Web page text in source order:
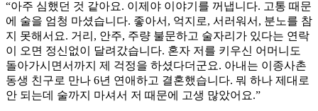
“아주 심했던 것 같아요. 이제야 이야기를 꺼냅니다. 고통 때문
에 술을 엄청 마셨습니다. 좋아서, 억지로, 서러워서, 분노를 참
지 못해서요. 거리, 안주, 주량 불문하고 술자리가 있다는 연락
이 오면 정신없이 달려갔습니다. 혼자 저를 키우신 어머니도
돌아가시면서까지 제 걱정을 하셨다더군요. 아내는 이종사촌
동생 친구로 만나 6년 연애하고 결혼했습니다. 뭐 하나 제대로
안 되는데 술까지 마셔서 저 때문에 고생 많았어요.”